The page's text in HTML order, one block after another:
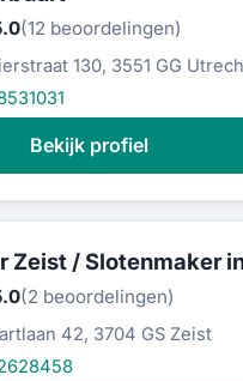
(12 beoordelingen)
130, 3551 GG
Bekijk profiel
Zeist / Slotenmaker
(2 beoordelingen)
42, 3704 GS Zeist